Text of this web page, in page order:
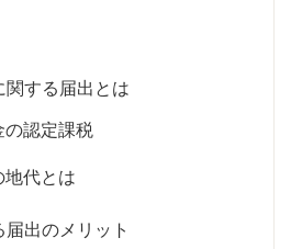
関する届出とは
の認定課税
地代とは
出のメリット